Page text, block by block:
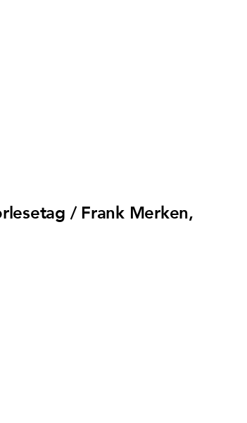
/ Frank Merken,